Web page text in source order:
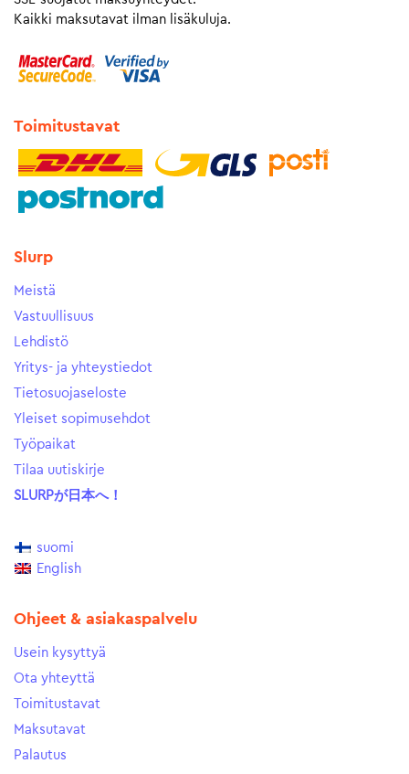
Kaikki maksutavat ilman lisäkuluja.
Toimitustavat
Slurp
Meistä
Vastuullisuus
Lehdistö
Yritys- ja yhteystiedot
Tietosuojaseloste
Yleiset sopimusehdot
Työpaikat
Tilaa uutiskirje
SLURPが日本へ！
suomi
English
Ohjeet & asiakaspalvelu
Usein kysyttyä
Ota yhteyttä
Toimitustavat
Maksutavat
Palautus